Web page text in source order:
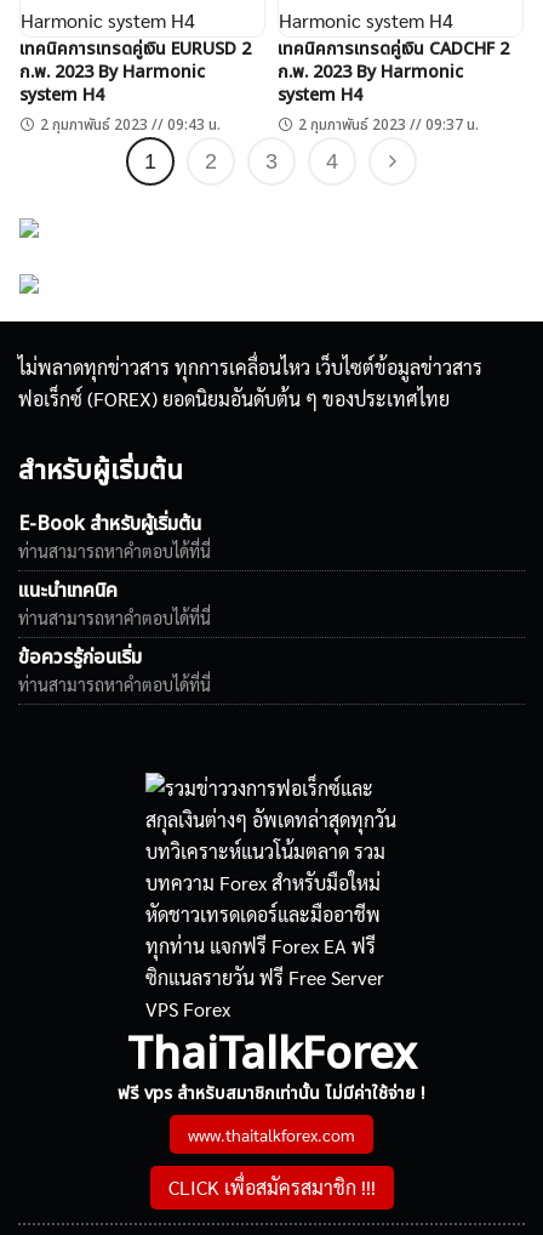
เทคนิคการเทรดคู่เงิน EURUSD 2
ก.พ. 2023 By Harmonic
system H4
2 กุมภาพันธ์ 2023 // 09:43 น.
เทคนิคการเทรดคู่เงิน CADCHF 2
ก.พ. 2023 By Harmonic
system H4
2 กุมภาพันธ์ 2023 // 09:37 น.
1 2 3 4
ไม่พลาดทุกข่าวสาร ทุกการเคลื่อนไหว เว็บไซต์ข้อมูลข่าวสาร
ฟอเร็กซ์ (FOREX) ยอดนิยมอันดับต้น ๆ ของประเทศไทย
สำหรับผู้เริ่มต้น
E-Book สำหรับผู้เริ่มต้น
ท่านสามารถหาคำตอบได้ที่นี่
แนะนำเทคนิค
ท่านสามารถหาคำตอบได้ที่นี่
ข้อควรรู้ก่อนเริ่ม
ท่านสามารถหาคำตอบได้ที่นี่
ThaiTalkForex
ฟรี vps สำหรับสมาชิกเท่านั้น ไม่มีค่าใช้จ่าย !
www.thaitalkforex.com
CLICK เพื่อสมัครสมาชิก !!!